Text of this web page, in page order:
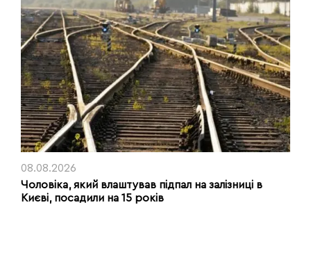
08.08.2026
Чоловіка, який влаштував підпал на залізниці в
Києві, посадили на 15 років